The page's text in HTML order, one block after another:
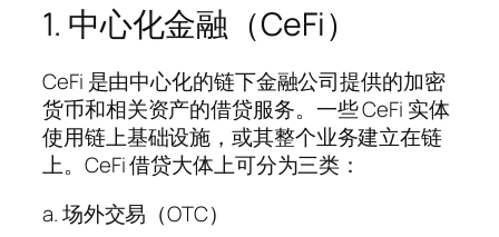
1. 中心化金融（CeFi）
CeFi 是由中心化的链下金融公司提供的加密
货币和相关资产的借贷服务。一些 CeFi 实体
使用链上基础设施，或其整个业务建立在链
上。CeFi 借贷大体上可分为三类：
a. 场外交易（OTC）